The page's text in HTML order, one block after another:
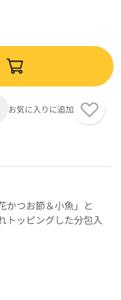
お気に入りに追加
かつお節＆小魚」と
トッピングした分包入